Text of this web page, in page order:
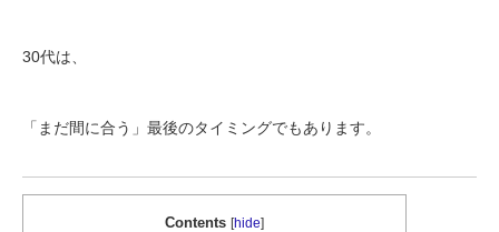
30代は、
「まだ間に合う」最後のタイミングでもあります。
Contents [hide]